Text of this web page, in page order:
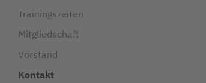
Trainingszeiten
Mitgliedschaft
Vorstand
Kontakt